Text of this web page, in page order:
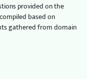
provided on the
based on
gathered from domain